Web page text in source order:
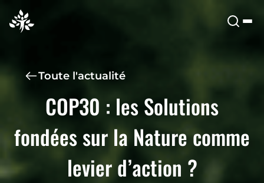
Toute l'actualité
COP30 : les Solutions
fondées sur la Nature comme
levier d’action ?